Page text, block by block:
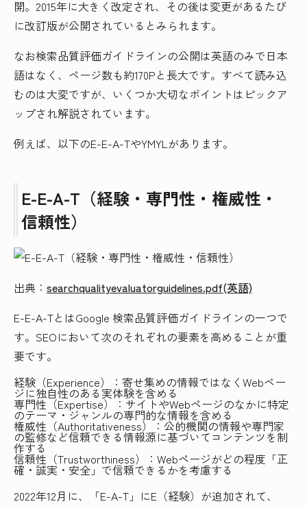
開。2015年に大きく改定され、その後は変更があるたび
に改訂版が公開されているとみられます。
なお検索品質評価ガイドラインの公開は英語のみで日本
語はなく、ページ数も約170Pと長大です。すべて読み込
むのは大変ですが、いくつか大切なポイントはピックア
ップされ解説されています。
例えば、以下のE-E-A-TやYMYLがあります。
E-E-A-T（経験・専門性・権威性・
信頼性）
出典： searchqualityevaluatorguidelines.pdf(英語)
E-E-A-TとはGoogle 検索品質評価ガイドラインの一つで
す。SEOにおいて次のそれぞれの要素を高めることが重
要です。
経験（Experience）：寄せ集めの情報ではなくWebペー
ジに独自性のある実体験を含める
専門性（Expertise）：サイトやWebページのなかに特定
のテーマ・ジャンルの専門的な情報を含める
権威性（Authoritativeness）：公的機関の情報や専門家
の監修など信頼できる情報源に基づいてコンテンツを制
作する
信頼性（Trustworthiness）：Webページがどの程度「正
確・誠実・安全」で信頼できるかを考慮する
2022年12月に、「E-A-T」にE（経験）が追加されて、